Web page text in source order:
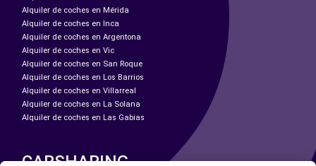
Alquiler de coches en Mérida
Alquiler de coches en Inca
Alquiler de coches en Argentona
Alquiler de coches en Vic
Alquiler de coches en San Roque
Alquiler de coches en Los Barrios
Alquiler de coches en Villarreal
Alquiler de coches en La Solana
Alquiler de coches en Las Gabias
CARSHARING